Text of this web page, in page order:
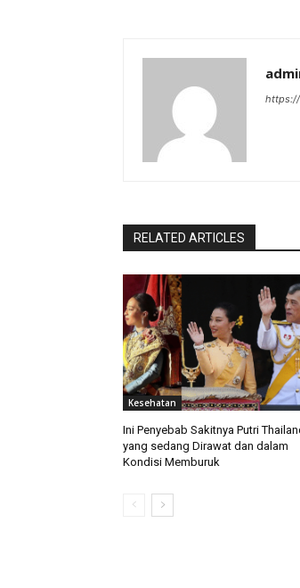
RELATED ARTICLES
Kesehatan
Ini Penyebab Sakitnya Putri
yang sedang Dirawat dan dalam
Kondisi Memburuk